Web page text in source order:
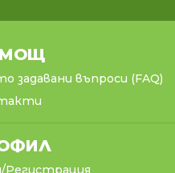
задавани въпроси (FAQ)
Регистрация